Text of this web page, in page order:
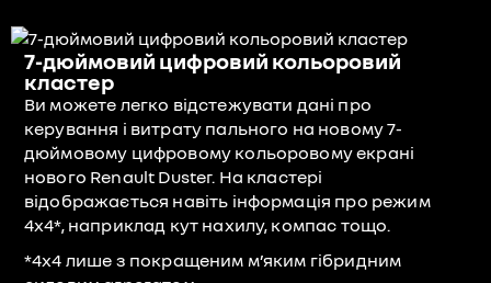
7-дюймовий цифровий кольоровий
кластер
Ви можете легко відстежувати дані про
керування і витрату пального на новому 7-
дюймовому цифровому кольоровому екрані
нового Renault Duster. На кластері
відображається навіть інформація про режим
4x4*, наприклад кут нахилу, компас тощо.
*4x4 лише з покращеним м’яким гібридним